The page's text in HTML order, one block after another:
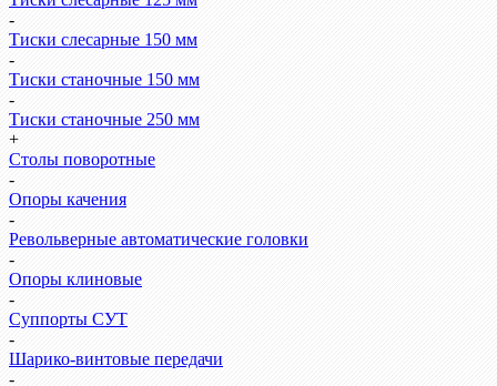
-
Тиски слесарные 150 мм
-
Тиски станочные 150 мм
-
Тиски станочные 250 мм
+
Столы поворотные
-
Опоры качения
-
Револьверные автоматические головки
-
Опоры клиновые
-
Суппорты СУТ
-
Шарико-винтовые передачи
-